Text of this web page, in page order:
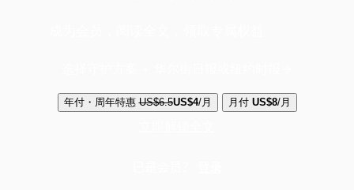
年付・周年特惠 US$6.5US$4/月 月付 US$8/月